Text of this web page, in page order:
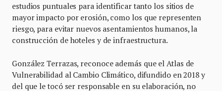
estudios puntuales para identificar tanto los sitios de
mayor impacto por erosión, como los que representen
riesgo, para evitar nuevos asentamientos humanos, la
construcción de hoteles y de infraestructura.
González Terrazas, reconoce además que el Atlas de
Vulnerabilidad al Cambio Climático, difundido en 2018 y
del que le tocó ser responsable en su elaboración, no